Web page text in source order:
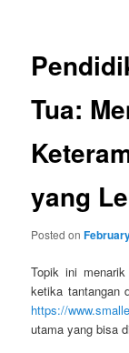
Tua:
yang
Posted on
Topik ini
ketika tantangan
https://
utama yang bisa